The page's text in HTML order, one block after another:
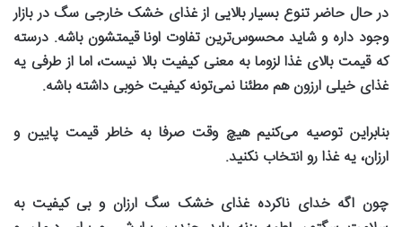
در حال حاضر تنوع بسیار بالایی از غذای خشک خارجی سگ در بازار
وجود داره و شاید محسوس‌ترین تفاوت اونا قیمتشون باشه. درسته
که قیمت بالای غذا لزوما به معنی کیفیت بالا نیست، اما از طرفی یه
غذای خیلی ارزون هم مطئنا نمی‌تونه کیفیت خوبی داشته باشه.
بنابراین توصیه می‌کنیم هیچ وقت صرفا به خاطر قیمت پایین و
ارزان، یه غذا رو انتخاب نکنید.
چون اگه خدای ناکرده غذای خشک سگ ارزان و بی کیفیت به